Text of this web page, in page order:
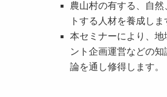
農山村の有する、自
トする人材を養成しま
本セミナーにより、
ント企画運営などの
論を通し修得します。